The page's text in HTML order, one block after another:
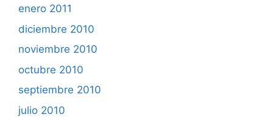
enero 2011
diciembre 2010
noviembre 2010
octubre 2010
septiembre 2010
julio 2010